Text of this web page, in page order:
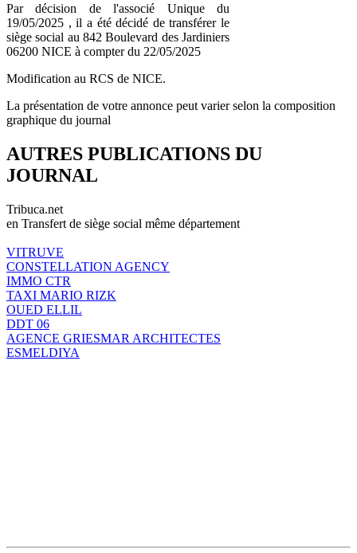
Par décision de l'associé Unique du
19/05/2025 , il a été décidé de transférer le
siège social au 842 Boulevard des Jardiniers
06200 NICE à compter du 22/05/2025
Modification au RCS de NICE.
La présentation de votre annonce peut varier selon la composition
graphique du journal
AUTRES PUBLICATIONS DU
JOURNAL
Tribuca.net
en Transfert de siège social même département
VITRUVE
CONSTELLATION AGENCY
IMMO CTR
TAXI MARIO RIZK
OUED ELLIL
DDT 06
AGENCE GRIESMAR ARCHITECTES
ESMELDIYA